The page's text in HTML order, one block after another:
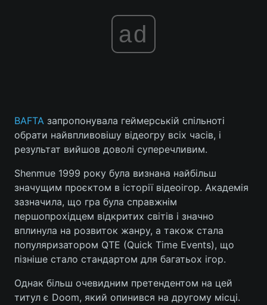
Головна Війна
Україна Політика
Світ
Спорт Наука
Техно і зв'язок Лайт
Зброя Інциденти
Здоров'я Туризм
ad
BAFTA запропонувала геймерській спільноті
обрати найвпливовішу відеогру всіх часів, і
результат вийшов доволі суперечливим.
Shenmue 1999 року була визнана найбільш
значущим проєктом в історії відеоігор. Академія
зазначила, що гра була справжнім
першопрохідцем відкритих світів і значно
вплинула на розвиток жанру, а також стала
популяризатором QTE (Quick Time Events), що
пізніше стало стандартом для багатьох ігор.
Однак більш очевидним претендентом на цей
титул є Doom, який опинився на другому місці.